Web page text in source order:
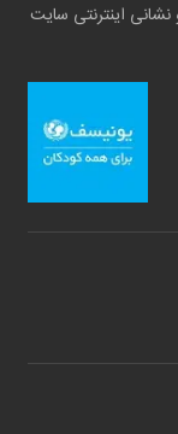
اینترنتی سایت